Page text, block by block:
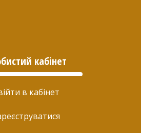
кабінет
в кабінет